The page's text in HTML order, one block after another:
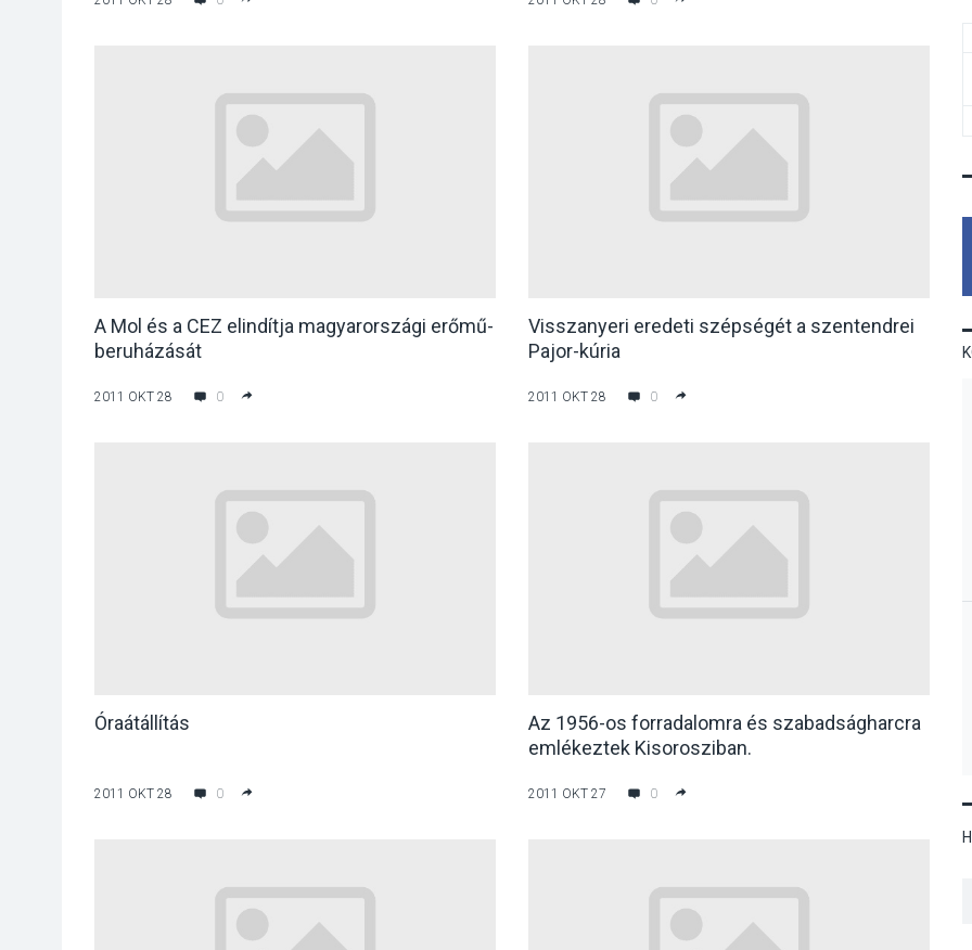
A Mol és a CEZ elindítja magyarországi erőmű-
beruházását
2011 OKT 28 0
Visszanyeri eredeti szépségét a szentendrei
Pajor-kúria
2011 OKT 28 0
Óraátállítás
2011 OKT 28 0
Az 1956-os forradalomra és szabadságharcra
emlékeztek Kisorosziban.
2011 OKT 27 0